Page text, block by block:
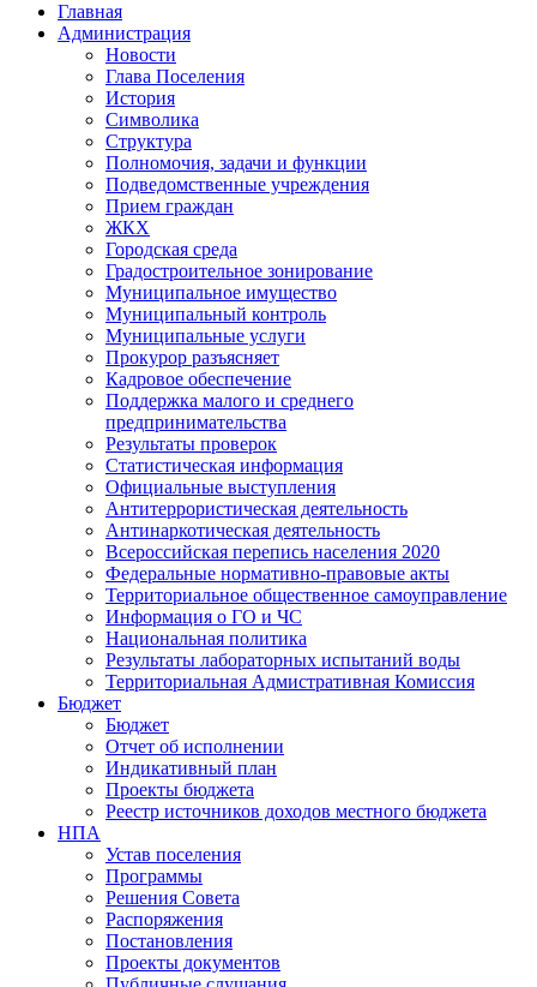
Главная
Администрация
Новости
Глава Поселения
История
Символика
Структура
Полномочия, задачи и функции
Подведомственные учреждения
Прием граждан
ЖКХ
Городская среда
Градостроительное зонирование
Муниципальное имущество
Муниципальный контроль
Муниципальные услуги
Прокурор разъясняет
Кадровое обеспечение
Поддержка малого и среднего
предпринимательства
Результаты проверок
Статистическая информация
Официальные выступления
Антитеррористическая деятельность
Антинаркотическая деятельность
Всероссийская перепись населения 2020
Федеральные нормативно-правовые акты
Территориальное общественное самоуправление
Информация о ГО и ЧС
Национальная политика
Результаты лабораторных испытаний воды
Территориальная Адмистративная Комиссия
Бюджет
Бюджет
Отчет об исполнении
Индикативный план
Проекты бюджета
Реестр источников доходов местного бюджета
НПА
Устав поселения
Программы
Решения Совета
Распоряжения
Постановления
Проекты документов